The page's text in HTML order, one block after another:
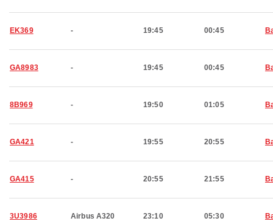
EK369 - 19:45 00:45
GA8983 - 19:45 00:45
8B969 - 19:50 01:05
GA421 - 19:55 20:55
GA415 - 20:55 21:55
3U3986 Airbus A320 23:10 05:30